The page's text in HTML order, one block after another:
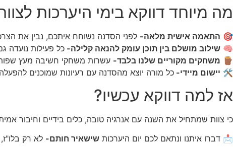
מה מיוחד דווקא בימי היערכות
🎯 התאמה אישית מלאה- לפני הסדנה נשוחח איתכם, נבין את
🧠 שילוב מושלם בין תוכן עומק להנאה קלילה- כל פעילות נועדה
🪵 משחקים מקוריים שלנו בלבד- עשרות משחקי חשיבה מעץ
🛠️ יישום מיידי- כל מורה יוצא מהסדנה עם רעיונות שמוכנים
אז למה דווקא עכשיו?
כי צוות שמתחיל את השנה עם אנרגיה טובה, כלים בידיים וחיבור
📩 דברו איתנו ונתאם לכם יום היערכות שישאיר חותם- לא רק